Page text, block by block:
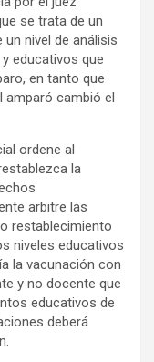
se trata de un
nivel de análisis
educativos que
en tanto que
amparó cambió el
ordene al
la
arbitre las
restablecimiento
niveles educativos
la vacunación con
y no docente que
educativos de
deberá